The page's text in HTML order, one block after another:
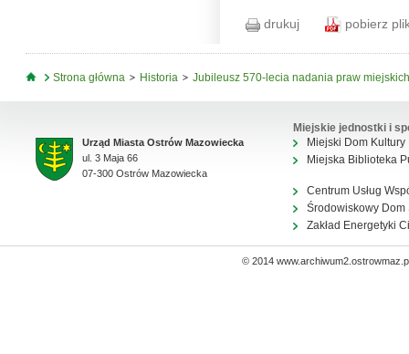
drukuj pobierz
Jesteś tutaj
Strona główna Historia Jubileusz 570-lecia nadania praw miejskich
Urząd Miasta Ostrów Mazowiecka
ul. 3 Maja 66
07-300 Ostrów Mazowiecka
Miejskie jednostki i
Miejski Dom Kultury
Miejska Biblioteka
Centrum Usług
Środowiskowy Dom
Zakład Energetyki
© 2014